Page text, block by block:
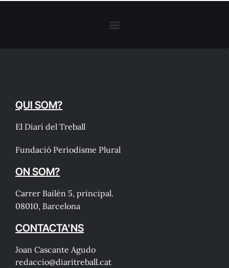
QUI SOM?
El Diari del Treball
Fundació Periodisme Plural
ON SOM?
Carrer Bailén 5, principal.
08010, Barcelona
CONTACTA'NS
Joan Cascante Agudo
redaccio@diaritreball.cat